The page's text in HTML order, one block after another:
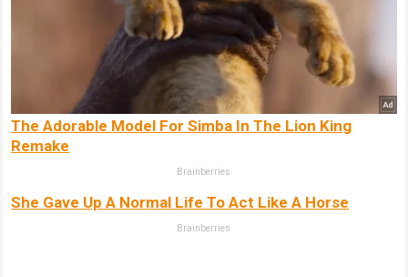
The Adorable Model For Simba In The Lion King
Remake
Brainberries
She Gave Up A Normal Life To Act Like A Horse
Brainberries